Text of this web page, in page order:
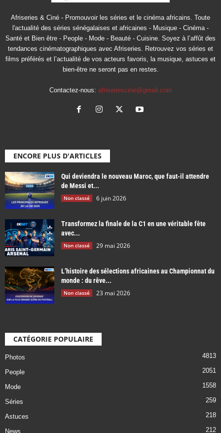
Afriseries & Ciné - Promouvoir les séries et le cinéma africains. Toute
l'actualité des séries sénégalaises et africaines - Musique - Cinéma -
Santé et Bien être - People - Mode - Beauté - Cuisine. Soyez à l’affût des
tendances cinématographiques avec Afriseries. Retrouvez vos séries et
films préférés et l’actualité de vos acteurs favoris, la musique, astuces et
bien-être ne seront pas en restes.
Contactez-nous: afriseriescine@gmail.com
ENCORE PLUS D'ARTICLES
Qui deviendra le nouveau Maroc, que faut-il attendre
de Messi et...
Non classé 6 juin 2026
Transformez la finale de la C1 en une véritable fête
avec...
Non classé 29 mai 2026
L’histoire des sélections africaines au Championnat du
monde : du rêve...
Non classé 23 mai 2026
CATÉGORIE POPULAIRE
Photos 4813
People 2051
Mode 1558
Séries 259
Astuces 218
News 212